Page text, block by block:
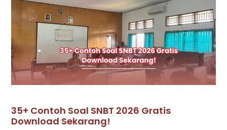
35+ Contoh Soal SNBT 2026 Gratis
Download Sekarang!